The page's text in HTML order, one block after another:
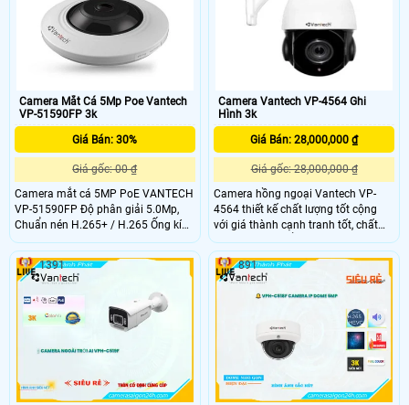
Camera Mắt Cá 5Mp Poe Vantech
VP-51590FP 3k
Giá Bán: 30%
Giá gốc: 00 ₫
Camera mắt cá 5MP PoE VANTECH
VP-51590FP Độ phân giải 5.0Mp,
Chuẩn nén H.265+ / H.265 Ống kính
1
Camera Vantech VP-4564 Ghi
Hình 3k
Giá Bán: 28,000,000 ₫
Giá gốc: 28,000,000 ₫
Camera hồng ngoại Vantech VP-
4564 thiết kế chất lượng tốt cộng
với giá thành cạnh tranh tốt, chất
lượng sử dụng ổn định nên phù hợp
lắp đặt khu vực ngoài trời rộng lớn
cho công trình xây dựng, xí nghiệp,
kho bãi, bệnh viện, siêu thị, trung
tâm thương mại, v. v. v.
1391 891